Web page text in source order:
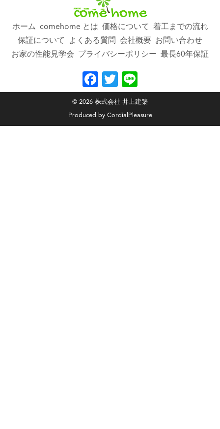
ホーム comehome とは 価格について
着工までの流れ
保証について
よくある質問 会社概要 お問い合わせ
お家の性能見学会
プライバシーポリシー 最長60年保証
Facebook
Twitter
© 2026 株式会社 井上建築
Produced by CordialPleasure